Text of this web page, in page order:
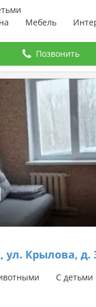
Мебель
Позвонить
ул. Крылова, д.
С детьми